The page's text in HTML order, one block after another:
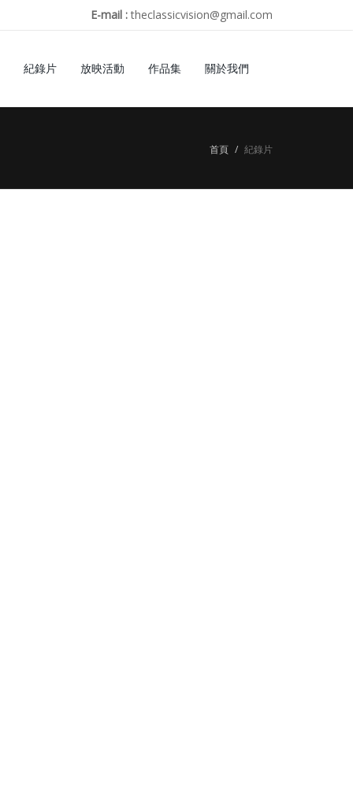
E-mail :theclassicvision@gmail.com
紀錄片 放映活動 作品集 關於我們
首頁 紀錄片